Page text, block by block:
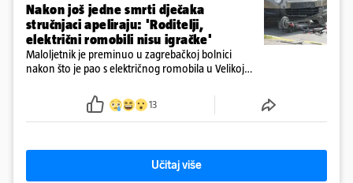
Nakon još jedne smrti dječaka
stručnjaci apeliraju: 'Roditelji,
električni romobili nisu igračke'
Maloljetnik je preminuo u zagrebačkoj bolnici
nakon što je pao s električnog romobila u Velikoj
13
Učitaj više